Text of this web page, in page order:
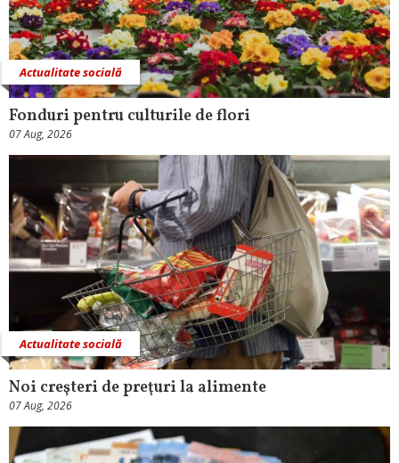
Actualitate socială
Fonduri pentru culturile de flori
07 Aug, 2026
Actualitate socială
Noi creşteri de preţuri la alimente
07 Aug, 2026